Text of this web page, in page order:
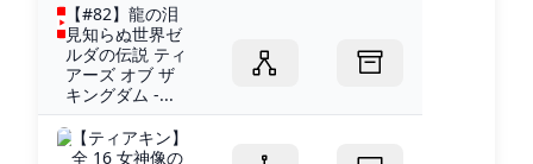
【#82】龍の泪
見知らぬ世界ゼ
ルダの伝説 ティ
アーズ オブ ザ
キングダム -...
【ティアキン】
全 16 女神像の